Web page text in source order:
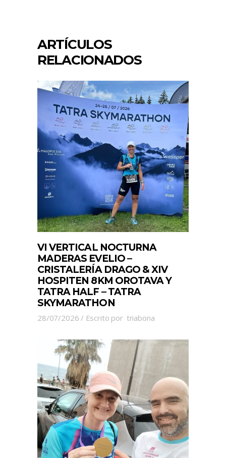
ARTÍCULOS
RELACIONADOS
VI VERTICAL NOCTURNA
MADERAS EVELIO –
CRISTALERÍA DRAGO & XIV
HOSPITEN 8KM OROTAVA Y
TATRA HALF – TATRA
SKYMARATHON
28/07/2026 Escrito por triabona